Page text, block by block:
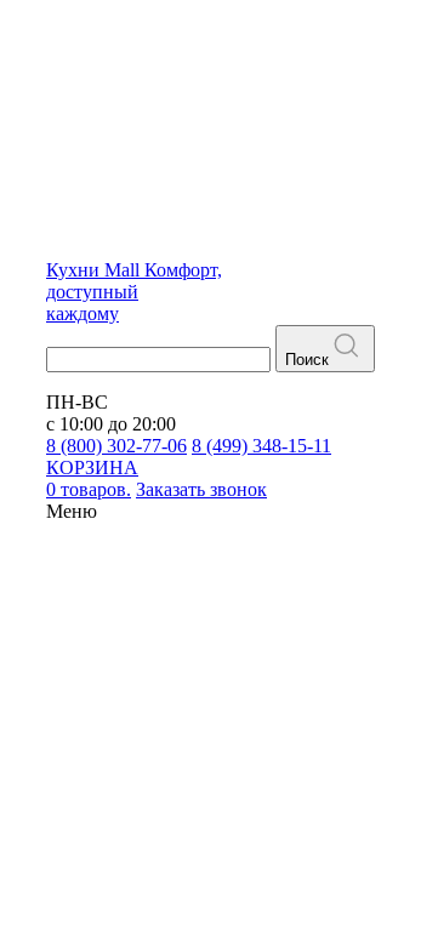
Кухни Mall Комфорт,
доступный
каждому
Поиск
ПН-ВС
с 10:00 до 20:00
8 (800) 302-77-06 8 (499) 348-15-11
КОРЗИНА
0 товаров. Заказать звонок
Меню